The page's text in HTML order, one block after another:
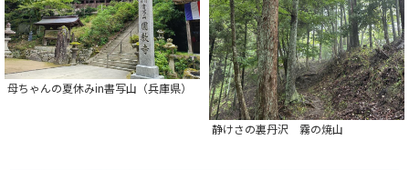
母ちゃんの夏休みin書写山（兵庫県）
静けさの裏丹沢 霧の焼山